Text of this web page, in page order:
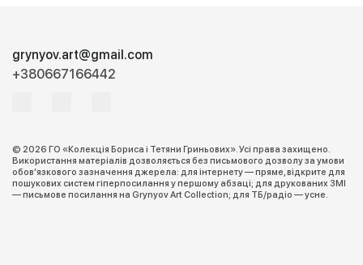
grynyov.art@gmail.com
+380667166442
© 2026 ГО «Колекція Бориса і Тетяни Гриньових». Усі права захищено.
Використання матеріалів дозволяється без письмового дозволу за умови
обов’язкового зазначення джерела: для інтернету — пряме, відкрите для
пошукових систем гіперпосилання у першому абзаці; для друкованих ЗМІ
— письмове посилання на Grynyov Art Collection; для ТБ/радіо — усне.